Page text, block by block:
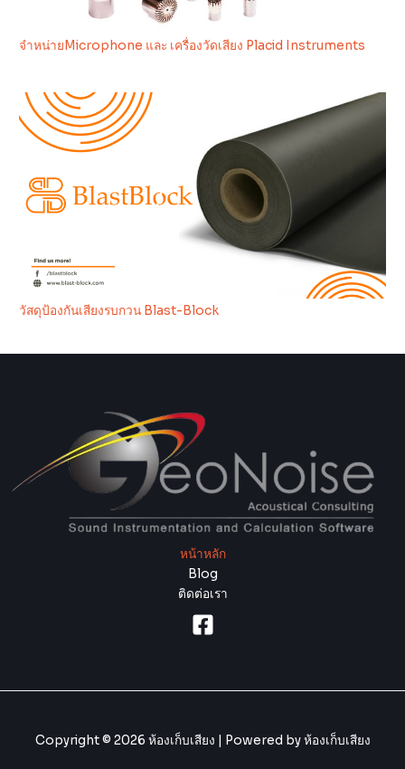
จำหน่ายMicrophone และ เครื่องวัดเสียง Placid Instruments
วัสดุป้องกันเสียงรบกวน Blast-Block
หน้าหลัก
Blog
ติดต่อเรา
Copyright © 2026 ห้องเก็บเสียง | Powered by ห้องเก็บเสียง